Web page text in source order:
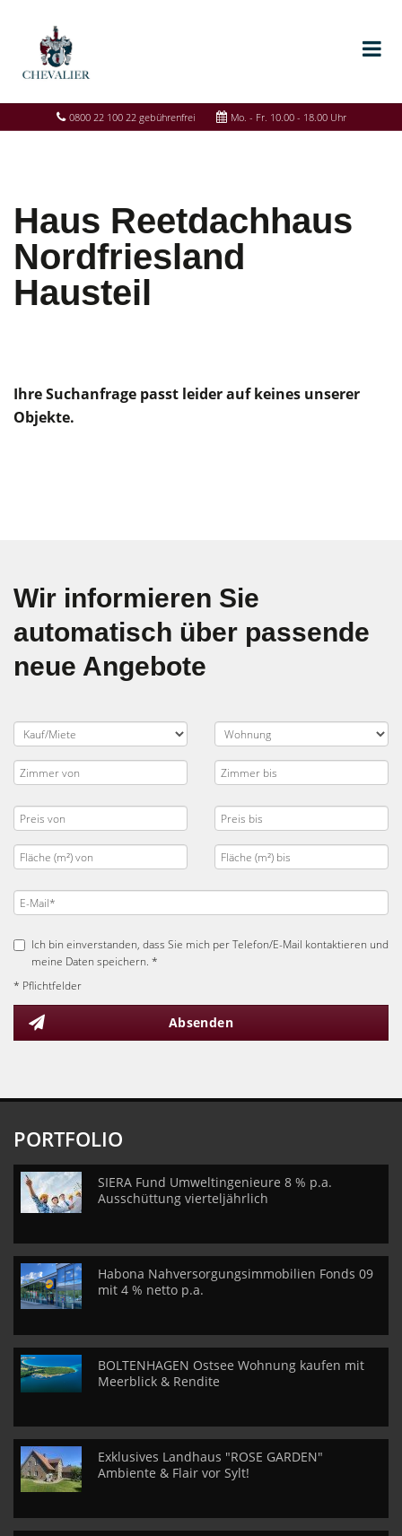
0800 22 100 22 gebührenfrei Mo. - Fr. 10.00 - 18.00 Uhr
Haus Reetdachhaus
Nordfriesland
Hausteil
Ihre Suchanfrage passt leider auf keines unserer
Objekte.
Wir informieren Sie
automatisch über passende
neue Angebote
Ich bin einverstanden, dass Sie mich per Telefon/E-Mail kontaktieren und
meine Daten speichern. *
* Pflichtfelder
Absenden
PORTFOLIO
SIERA Fund Umweltingenieure 8 % p.a.
Ausschüttung vierteljährlich
Habona Nahversorgungsimmobilien Fonds 09
mit 4 % netto p.a.
BOLTENHAGEN Ostsee Wohnung kaufen mit
Meerblick & Rendite
Exklusives Landhaus "ROSE GARDEN"
Ambiente & Flair vor Sylt!